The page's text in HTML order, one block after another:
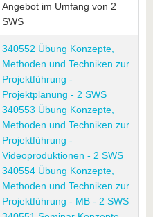
Angebot im Umfang von 2
SWS
340552 Übung Konzepte,
Methoden und Techniken zur
Projektführung -
Projektplanung - 2 SWS
340553 Übung Konzepte,
Methoden und Techniken zur
Projektführung -
Videoproduktionen - 2 SWS
340554 Übung Konzepte,
Methoden und Techniken zur
Projektführung - MB - 2 SWS